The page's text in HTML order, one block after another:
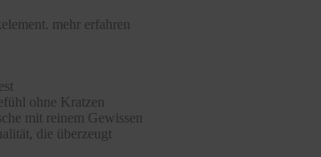
mehr erfahren
ohne Kratzen
mit reinem Gewissen
die überzeugt